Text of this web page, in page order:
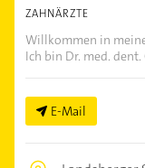
ZAHNÄRZTE
Willkommen in
Ich bin Dr. med.
E-Mail